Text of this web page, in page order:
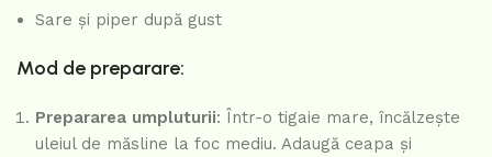
Sare și piper după gust
Mod de preparare:
Prepararea umpluturii: Într-o tigaie mare, încălzește
uleiul de măsline la foc mediu. Adaugă ceapa și